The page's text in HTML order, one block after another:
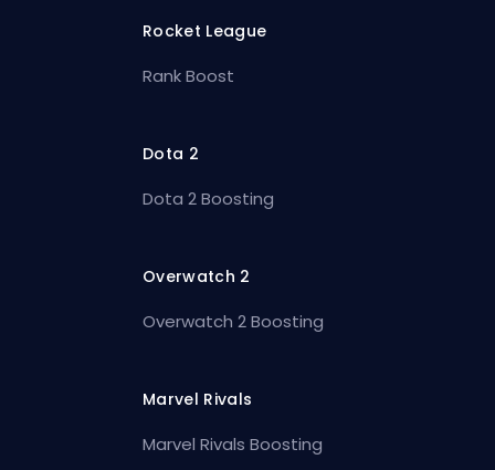
Rocket League
Rank Boost
Dota 2
Dota 2 Boosting
Overwatch 2
Overwatch 2 Boosting
Marvel Rivals
Marvel Rivals Boosting